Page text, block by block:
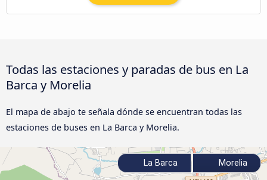
Todas las estaciones y paradas de bus en La
Barca y Morelia
El mapa de abajo te señala dónde se encuentran todas las
estaciones de buses en La Barca y Morelia.
La Barca Morelia